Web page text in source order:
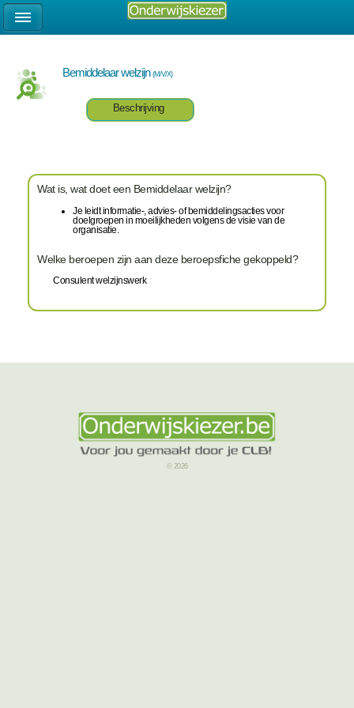
Bemiddelaar welzijn(M/V/X)
Beschrijving
Wat is, wat doet een Bemiddelaar welzijn?
Je leidt informatie-, advies- of bemiddelingsacties voor
doelgroepen in moeilijkheden volgens de visie van de
organisatie.
Welke beroepen zijn aan deze beroepsfiche gekoppeld?
Consulent welzijnswerk
© 2026